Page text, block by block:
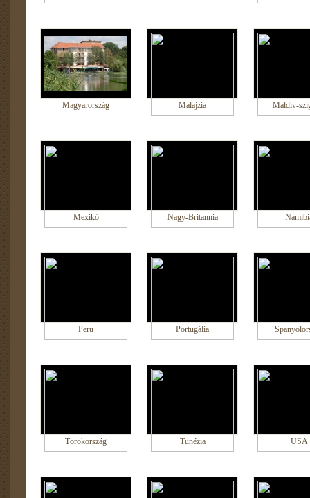
Magyarország Malajzia Maldív-
Mexikó Nagy-Britannia
Peru Portugália
Törökország Tunézia USA